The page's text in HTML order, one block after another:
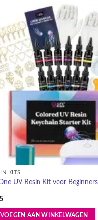
KITS
UV Resin Kit voor Beginners
AAN WINKELWAGEN